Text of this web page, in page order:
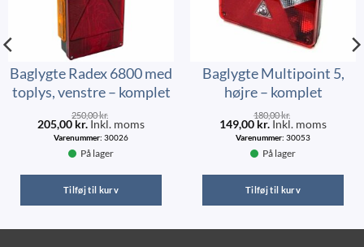
Baglygte Radex 6800 med
toplys, venstre – komplet
250,00kr.
205,00 kr. Inkl. moms
Varenummer: 30026
På lager
Tilføj til kurv
Baglygte Multipoint 5,
højre – komplet
180,00kr.
149,00 kr. Inkl. moms
Varenummer: 30053
På lager
Tilføj til kurv